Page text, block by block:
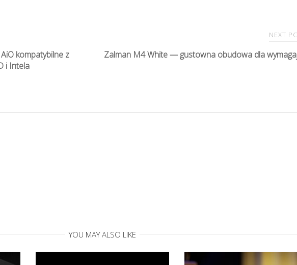
kompatybilne z
i Intela
NEXT
Zalman M4 White — gustowna obudowa dla
YOU MAY ALSO LIKE